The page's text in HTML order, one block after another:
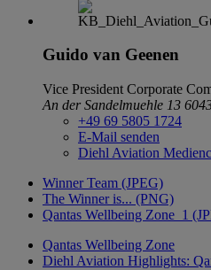
Guido van Geenen
Vice President Corporate
An der Sandelmuehle 13
+49 69 5805 1724
E-Mail senden
Diehl Aviation
Winner Team (JPEG)
The Winner is... (PNG)
Qantas Wellbeing Zone_1
Qantas Wellbeing Zone
Diehl Aviation Highlights: